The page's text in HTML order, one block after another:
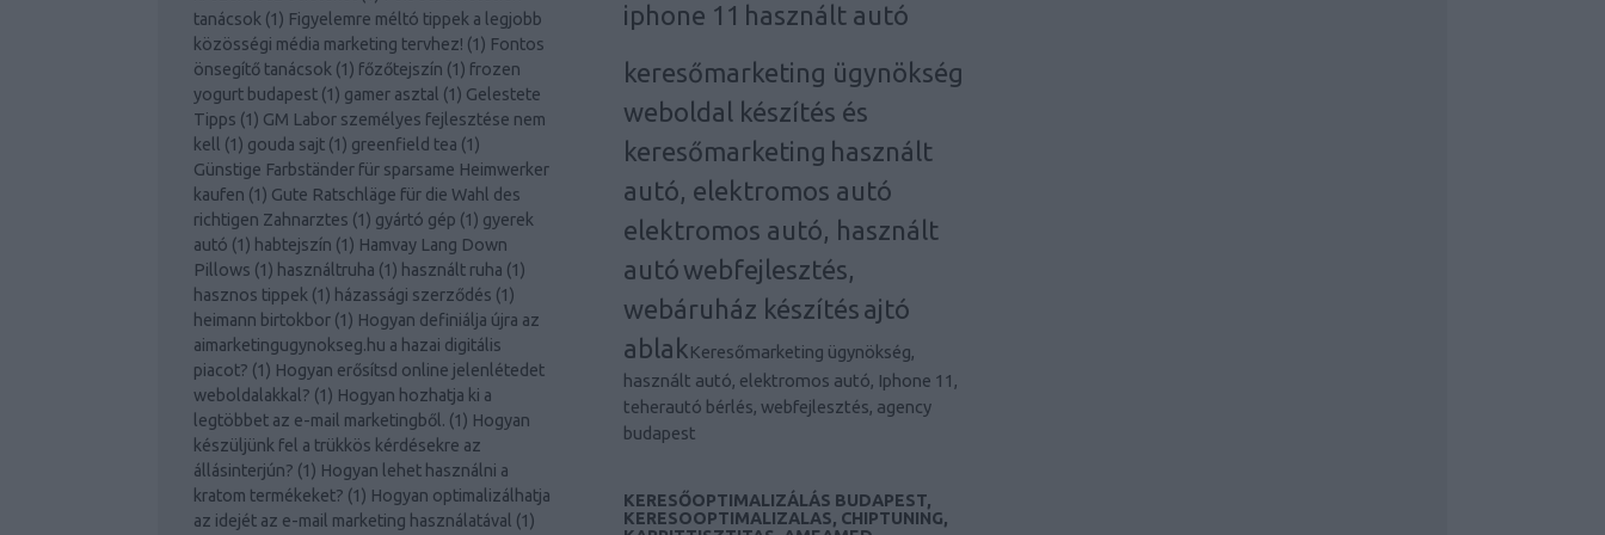
tanácsok (1) Figyelemre méltó tippek a legjobb
közösségi média marketing tervhez! (1) Fontos
önsegítő tanácsok (1) főzőtejszín (1) frozen
yogurt budapest (1) gamer asztal (1) Gelestete
Tipps (1) GM Labor személyes fejlesztése nem
kell (1) gouda sajt (1) greenfield tea (1)
Günstige Farbständer für sparsame Heimwerker
kaufen (1) Gute Ratschläge für die Wahl des
richtigen Zahnarztes (1) gyártó gép (1) gyerek
autó (1) habtejszín (1) Hamvay Lang Down
Pillows (1) használtruha (1) használt ruha (1)
hasznos tippek (1) házassági szerződés (1)
heimann birtokbor (1) Hogyan definiálja újra az
aimarketingugynokseg.hu a hazai digitális
piacot? (1) Hogyan erősítsd online jelenlétedet
weboldalakkal? (1) Hogyan hozhatja ki a
legtöbbet az e-mail marketingből. (1) Hogyan
készüljünk fel a trükkös kérdésekre az
állásinterjún? (1) Hogyan lehet használni a
kratom termékeket? (1) Hogyan optimalizálhatja
az idejét az e-mail marketing használatával (1)
iphone 11 használt autó
keresőmarketing ügynökség
weboldal készítés és
keresőmarketing használt
autó, elektromos autó
elektromos autó, használt
autó webfejlesztés,
webáruház készítés ajtó
ablakKeresőmarketing ügynökség,
használt autó, elektromos autó, Iphone 11,
teherautó bérlés, webfejlesztés, agency
budapest
KERESŐOPTIMALIZÁLÁS BUDAPEST,
KERESOOPTIMALIZALAS, CHIPTUNING,